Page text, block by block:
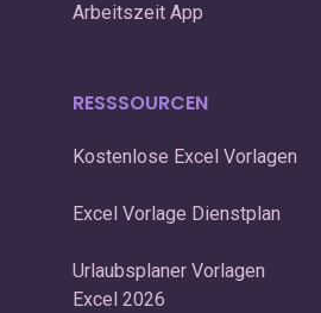
Arbeitszeit App
RESSSOURCEN
Kostenlose Excel Vorlagen
Excel Vorlage Dienstplan
Urlaubsplaner Vorlagen
Excel 2026